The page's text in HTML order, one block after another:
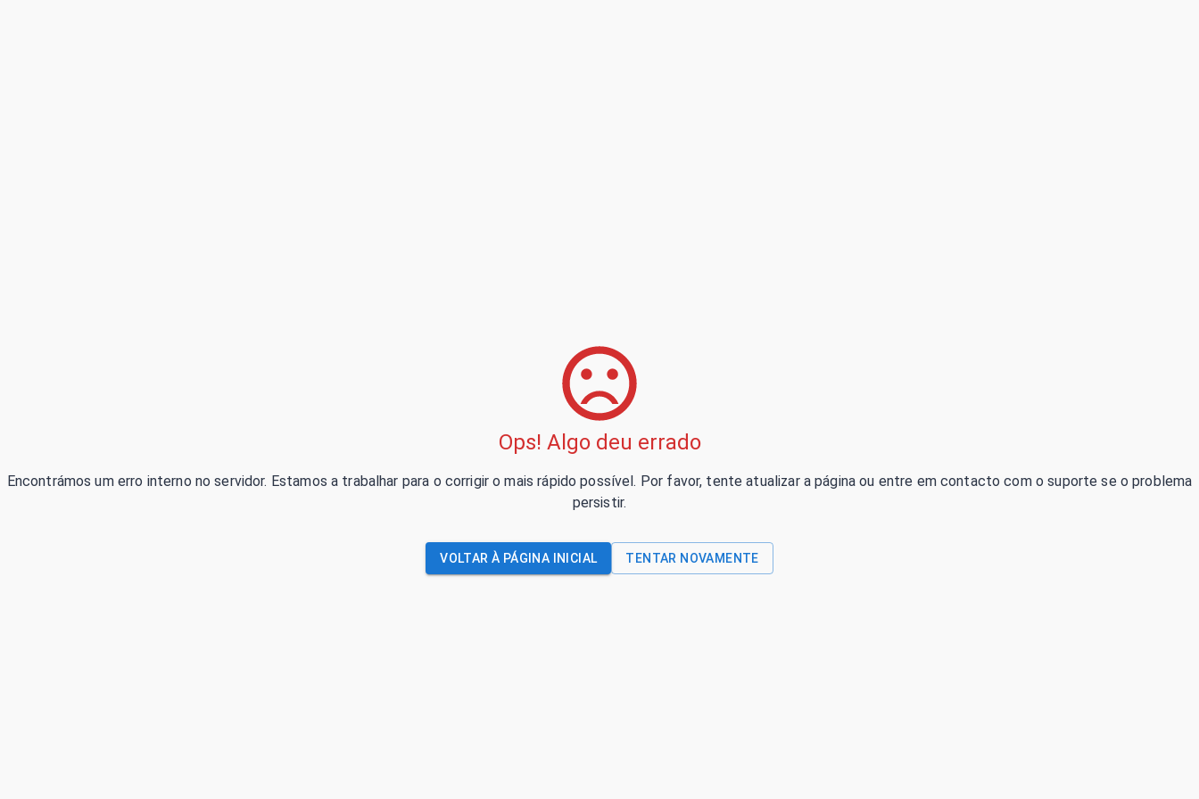
Ops! Algo deu errado
Encontrámos um erro interno no servidor. Estamos a trabalhar para o corrigir o mais rápido possível. Por favor, tente atualizar a página ou entre em contacto com o suporte se o problema
persistir.
VOLTAR À PÁGINA INICIAL TENTAR NOVAMENTE